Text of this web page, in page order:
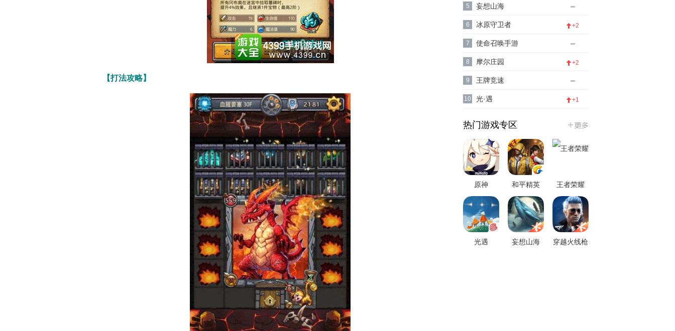
【打法攻略】
5 妄想山海
6 冰原守卫者 +2
7 使命召唤手游
8 摩尔庄园 +2
9 王牌竞速
10 光·遇 +1
热门游戏专区
原神 和平精英 王者荣耀
光遇 妄想山海 穿越火线枪